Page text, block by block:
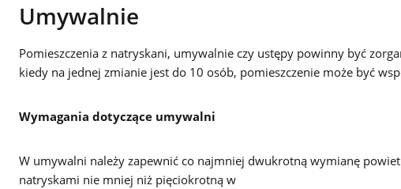
Umywalnie
Pomieszczenia z natryskani, umywalnie czy ustępy powinny być
kiedy na jednej zmianie jest do 10 osób, pomieszczenie może być
Wymagania dotyczące umywalni
W umywalni należy zapewnić co najmniej dwukrotną wymianę
natryskami nie mniej niż pięciokrotną w